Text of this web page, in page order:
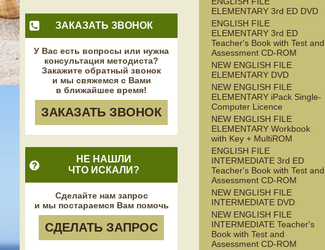
ЗАКАЗАТЬ ЗВОНОК
У Вас есть вопросы или нужна
консультация методиста?
Закажите обратный звонок
и мы свяжемся с Вами
в ближайшее время!
ЗАКАЗАТЬ ЗВОНОК
НЕ НАШЛИ
ЧТО ИСКАЛИ?
Сделайте нам запрос
и мы постараемся Вам помочь
СДЕЛАТЬ ЗАПРОС
ELEMENTARY 3rd ED DVD
ENGLISH FILE
ELEMENTARY 3rd ED
Teacher's Book with Test and
Assessment CD-ROM
NEW ENGLISH FILE
ELEMENTARY DVD
NEW ENGLISH FILE
ELEMENTARY iPack Single-
Computer Licence
NEW ENGLISH FILE
ELEMENTARY Workbook
with Key + MultiROM
ENGLISH FILE
INTERMEDIATE 3rd ED
Teacher's Book with Test and
Assessment CD-ROM
NEW ENGLISH FILE
INTERMEDIATE DVD
NEW ENGLISH FILE
INTERMEDIATE Teacher's
Book with Test and
Assessment CD-ROM